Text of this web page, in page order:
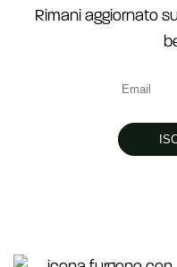
Rimani aggiornato